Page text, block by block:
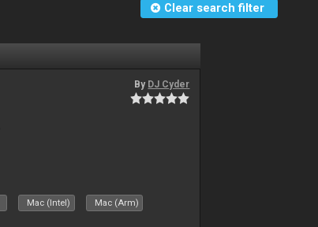
Clear search filter
By DJ Cyder
Mac (Intel) Mac (Arm)